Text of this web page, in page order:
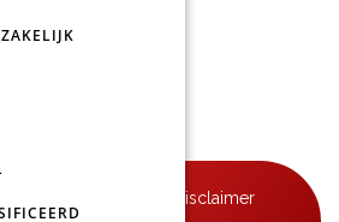
Volg ons
Disclaimer